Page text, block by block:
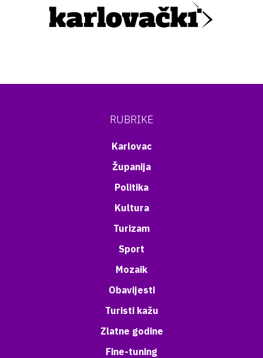
RUBRIKE
Karlovac
Županija
Politika
Kultura
Turizam
Sport
Mozaik
Obavijesti
Turisti kažu
Zlatne godine
Fine-tuning